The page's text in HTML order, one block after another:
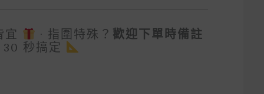
宜 · 指圍特殊？ 歡迎下單時備註
秒搞定